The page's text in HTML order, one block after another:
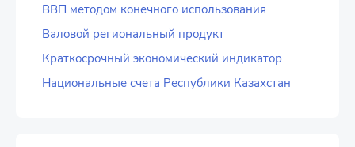
ВВП методом конечного использования
Валовой региональный продукт
Краткосрочный экономический индикатор
Национальные счета Республики Казахстан